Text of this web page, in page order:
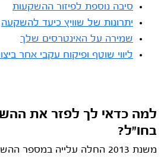
סיבה נוספת לפיזור ההשקעות
יתרונות של שוויץ כיעד להשקעה
שמירה על האינטרסים שלך
ליווי שוטף ופיקוח עקבי אחר
למה כדאי לך לפזר את
בחו"ל?
משנת 2013 החלה עלייה